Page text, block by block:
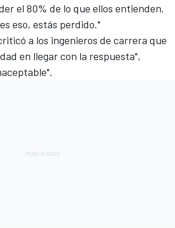
el 80% de lo que ellos entienden.
eso, estás perdido."
a los ingenieros de carrera que
en llegar con la respuesta",